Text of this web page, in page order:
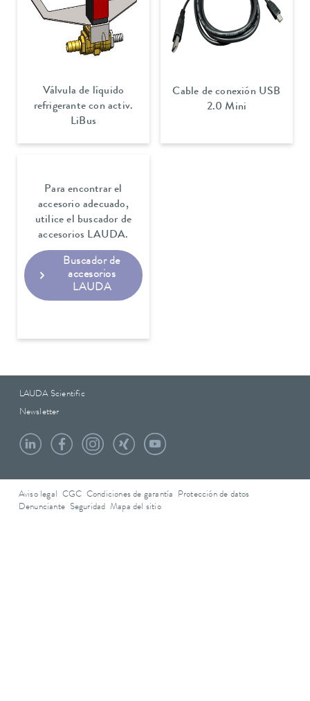
Válvula de líquido
refrigerante con activ.
LiBus
Cable de conexión USB
2.0 Mini
Para encontrar el
accesorio adecuado,
utilice el buscador de
accesorios LAUDA.
Buscador de
accesorios
LAUDA
LAUDA Scientific
Newsletter
Aviso legal CGC Condiciones de garantía
Protección de datos
Denunciante Seguridad Mapa del sitio